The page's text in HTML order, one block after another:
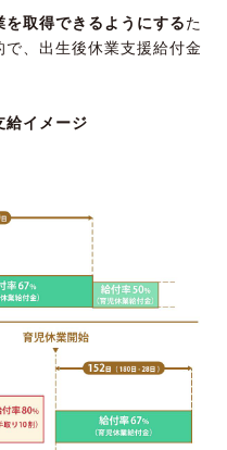
取得できるようにするた
、出生後休業支援給付金
給イメージ